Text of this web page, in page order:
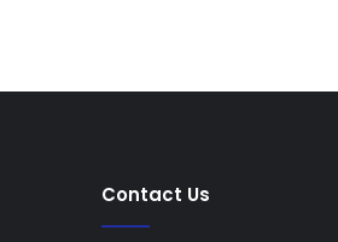
Contact Us